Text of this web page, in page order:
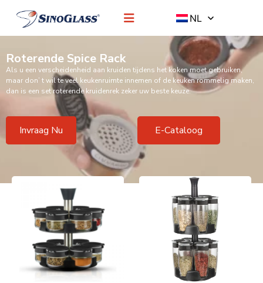
NL
Roterende Spice Rack
Als u een verscheidenheid aan kruiden tijdens het koken moet gebruiken,
maar don’ t wil te veel keukenruimte innemen of de keuken rommelig maken,
dan is een set roterende kruidenrek zeker uw beste keuze.
Invraag Nu E-Cataloog